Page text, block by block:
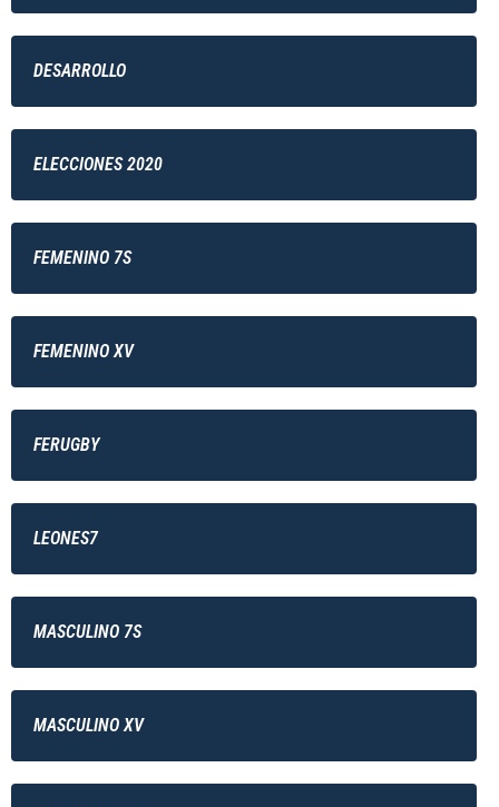
DESARROLLO
ELECCIONES 2020
FEMENINO 7S
FEMENINO XV
FERUGBY
LEONES7
MASCULINO 7S
MASCULINO XV